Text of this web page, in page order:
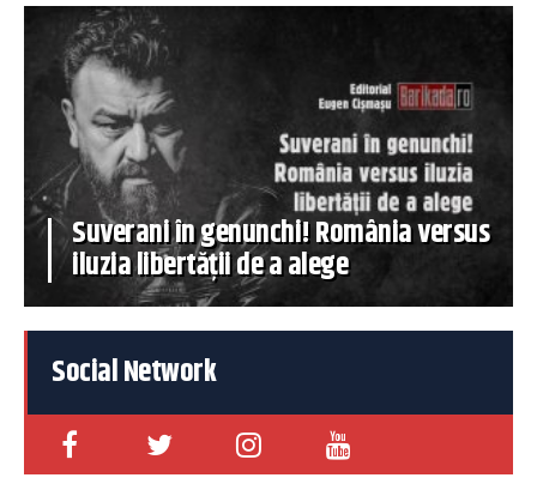
Suverani în genunchi! România versus
iluzia libertății de a alege
Social Network